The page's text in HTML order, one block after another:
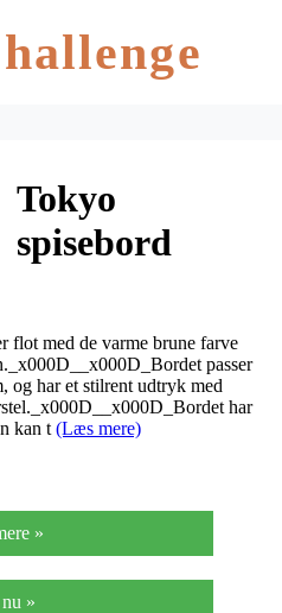
Tokyo
spisebord
200/
flot med de varme brune farve
passer
og har et stilrent udtryk med
har
kan t (Læs mere)
»
»